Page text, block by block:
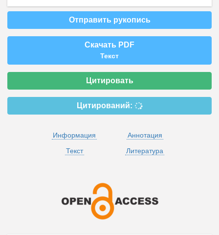
Отправить рукопись
Скачать PDF
Текст
Цитировать
Цитирований:
Информация
Аннотация
Текст
Литература